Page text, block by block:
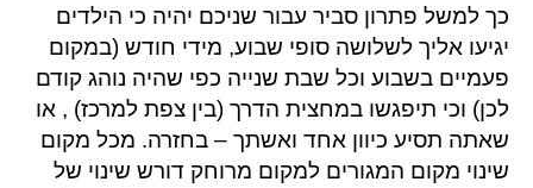
כך למשל פתרון סביר עבור שניכם יהיה כי הילדים
יגיעו אליך לשלושה סופי שבוע, מידי חודש (במקום
פעמיים בשבוע וכל שבת שנייה כפי שהיה נוהג קודם
לכן) וכי תיפגשו במחצית הדרך (בין צפת למרכז) , או
שאתה תסיע כיוון אחד ואשתך – בחזרה. מכל מקום
שינוי מקום המגורים למקום מרוחק דורש שינוי של